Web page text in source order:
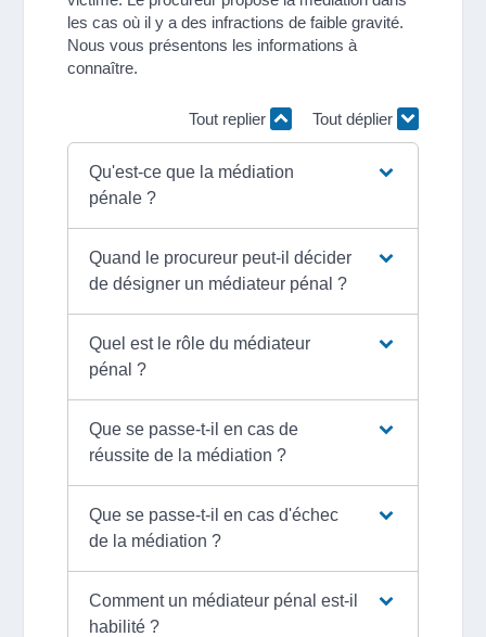
les cas où il y a des infractions de faible gravité.
Nous vous présentons les informations à
connaître.
Tout replier Tout déplier
Qu'est-ce que la médiation
pénale ?
Quand le procureur peut-il décider
de désigner un médiateur pénal ?
Quel est le rôle du médiateur
pénal ?
Que se passe-t-il en cas de
réussite de la médiation ?
Que se passe-t-il en cas d'échec
de la médiation ?
Comment un médiateur pénal est-il
habilité ?